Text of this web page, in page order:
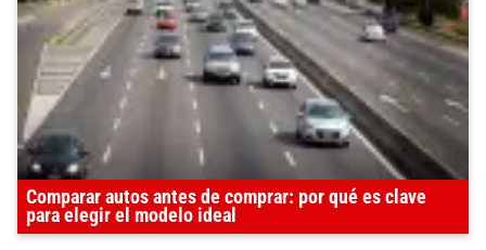
Comparar autos antes de comprar: por qué es clave
para elegir el modelo ideal